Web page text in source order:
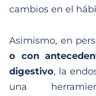
cambios en el
Asimismo, en
o con
digestivo, la
una